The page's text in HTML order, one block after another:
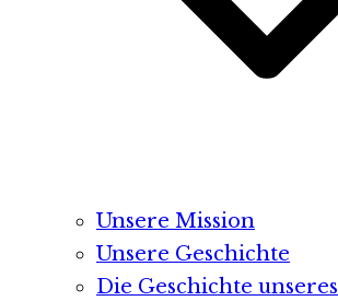
Unsere Mission
Unsere Geschichte
Die Geschichte unseres